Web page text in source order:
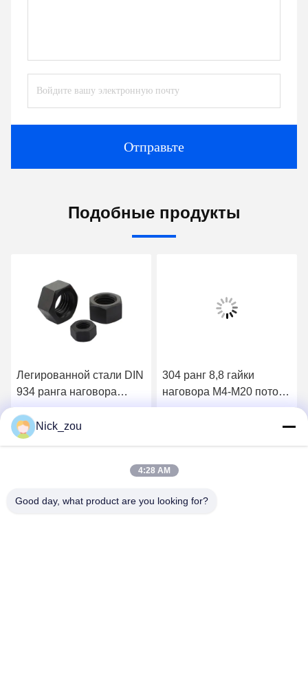
Отправьте
Подобные продукты
Легированной стали DIN
934 ранга наговора
гайка 12,9 варенья M6-
M20 для
промышленного
304 ранг 8,8 гайки
наговора M4-M20 потока
руки нержавеющей
Nick_zou
4:28 AM
Good day, what product are you looking for?